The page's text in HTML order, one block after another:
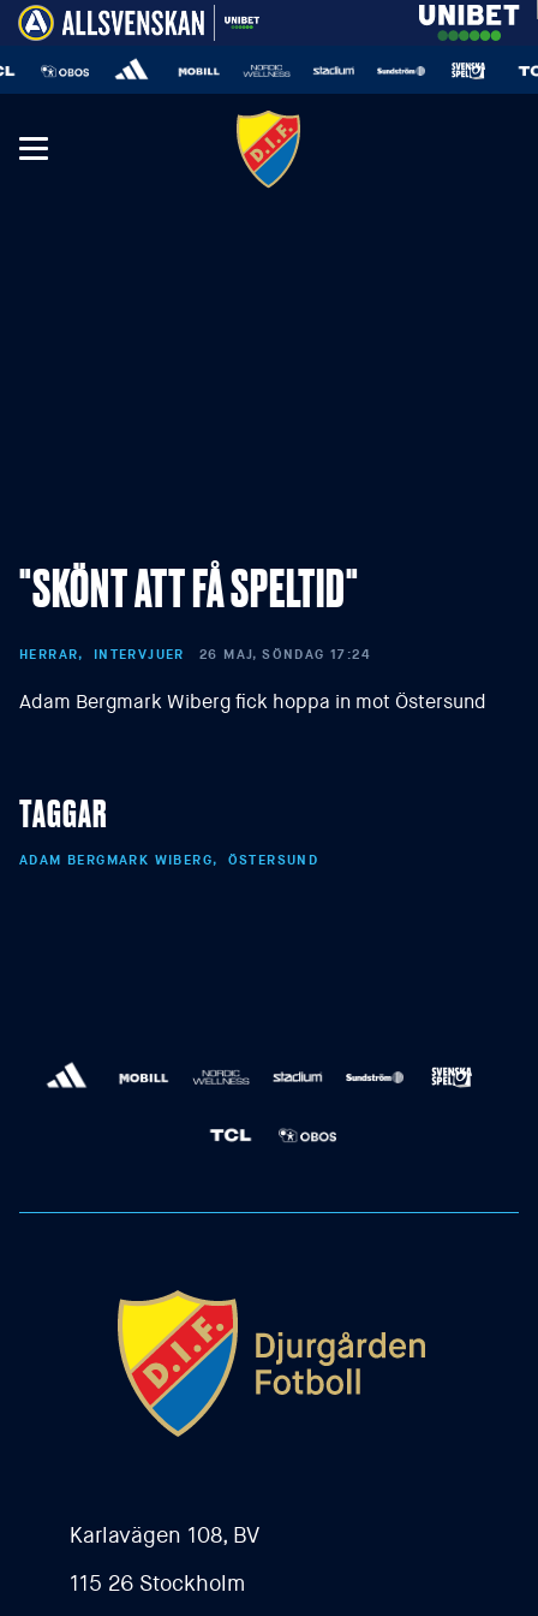
"SKÖNT ATT FÅ SPELTID"
HERRAR INTERVJUER 26 MAJ, SÖNDAG 17:24
Adam Bergmark Wiberg fick hoppa in mot Östersund
TAGGAR
ADAM BERGMARK WIBERG ÖSTERSUND
Karlavägen 108, BV
115 26 Stockholm